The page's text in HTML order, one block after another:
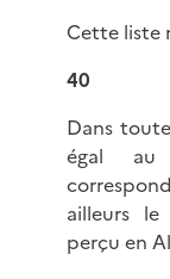
Cette liste
40
Dans
égal au
ailleurs
perçu en